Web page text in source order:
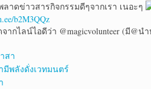
ลาดข่าวสารกิจกรรมดีๆจากเรา เนอะๆ
b2M3QQz
ากไลน์ไอดีว่า @magicvolunteer (มี@น
สา
มีพลังดั่งเวทมนตร์